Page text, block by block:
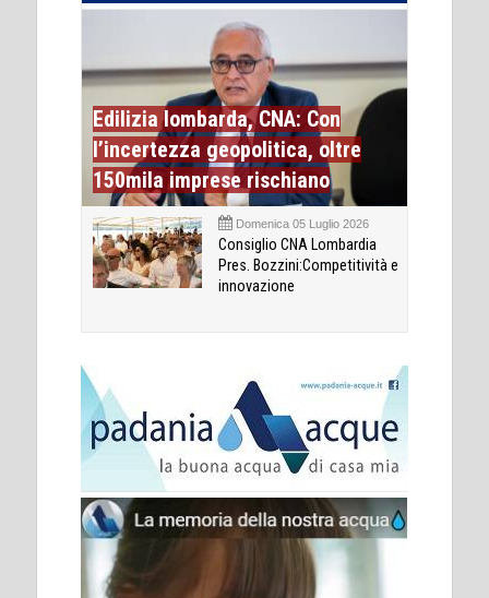
Edilizia lombarda, CNA: Con
l’incertezza geopolitica, oltre
150mila imprese rischiano
Domenica 05 Luglio 2026
Consiglio CNA Lombardia
Pres. Bozzini:Competitività e
innovazione